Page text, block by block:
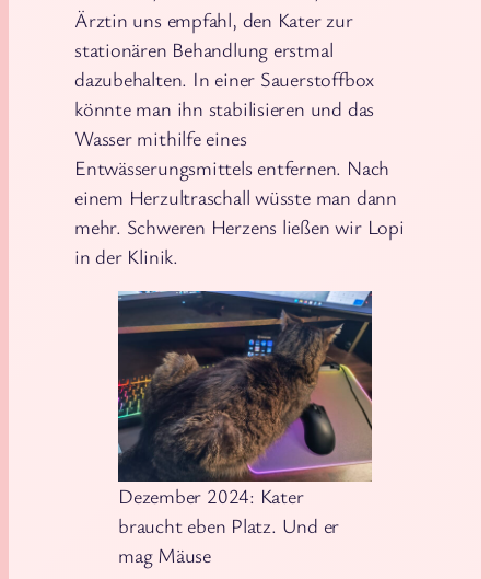
Ärztin uns empfahl, den Kater zur
stationären Behandlung erstmal
dazubehalten. In einer Sauerstoffbox
könnte man ihn stabilisieren und das
Wasser mithilfe eines
Entwässerungsmittels entfernen. Nach
einem Herzultraschall wüsste man dann
mehr. Schweren Herzens ließen wir Lopi
in der Klinik.
Dezember 2024: Kater
braucht eben Platz. Und er
mag Mäuse